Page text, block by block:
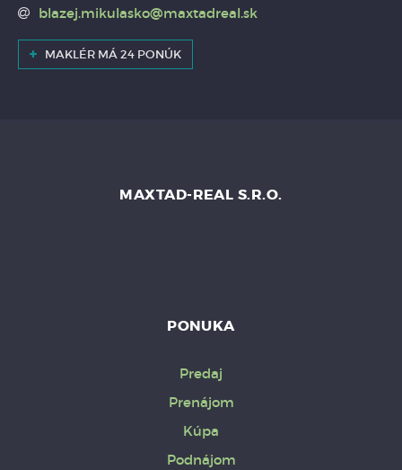
blazej.mikulasko@maxtadreal.sk
MAKLÉR MÁ 24 PONÚK
MAXTAD-REAL S.R.O.
PONUKA
Predaj
Prenájom
Kúpa
Podnájom